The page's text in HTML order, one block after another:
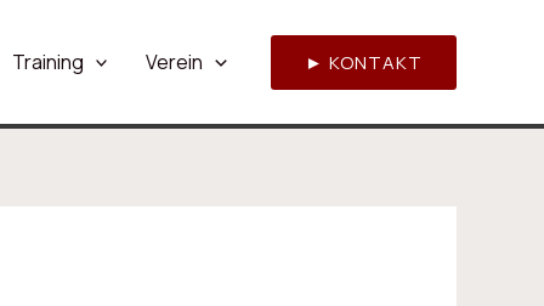
Training Verein ► KONTAKT